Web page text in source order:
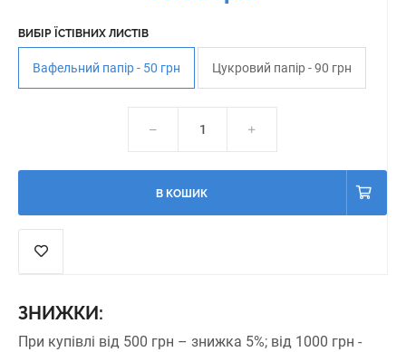
ВИБІР ЇСТІВНИХ ЛИСТІВ
Вафельний папір - 50 грн Цукровий папір - 90 грн
В КОШИК
ЗНИЖКИ:
При купівлі від 500 грн – знижка 5%; від 1000 грн -